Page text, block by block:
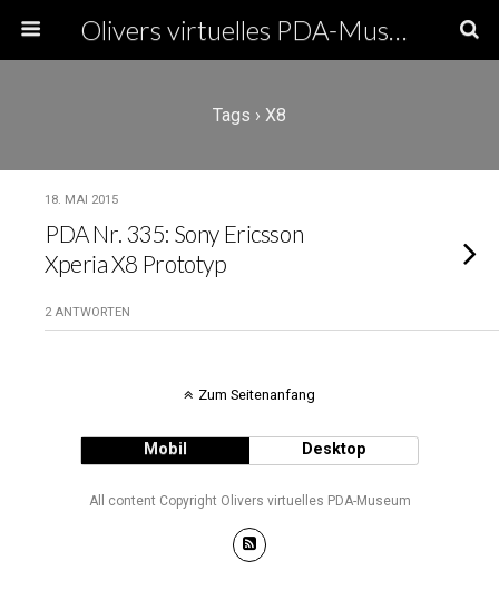
Olivers virtuelles PDA-Museum
Tags › X8
18. MAI 2015
PDA Nr. 335: Sony Ericsson
Xperia X8 Prototyp
2 ANTWORTEN
Zum Seitenanfang
Mobil Desktop
All content Copyright Olivers virtuelles PDA-Museum